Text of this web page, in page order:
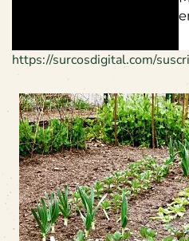
https://surcosdigital.com/